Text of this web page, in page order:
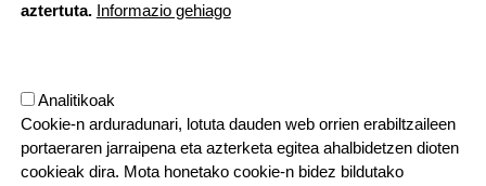
HH
2025-2026
2026-02-18
aztertuta. Informazio gehiago
Analitikoak
Cookie-n arduradunari, lotuta dauden web orrien erabiltzaileen
portaeraren jarraipena eta azterketa egitea ahalbidetzen dioten
cookieak dira. Mota honetako cookie-n bidez bildutako